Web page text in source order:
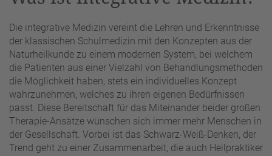
Die integrative Medizin vereint die Lehren und Erkenntnisse
der klassischen Schulmedizin mit den Konzepten aus der
Naturheilkunde zu einem modernen System, bei welchem
die Patienten aus einer Vielzahl von Behandlungsmethoden
die Möglichkeit haben, stets ein individuelles Konzept
wahrzunehmen, welches zu ihren eigenen Bedürfnissen
passt. Diese Bereitschaft für das Miteinander beider großen
Therapie-Ansätze wünschen sich immer mehr Menschen in
der Gesellschaft. Vorbei ist das Schwarz-Weiß-Denken, der
Trend geht zu einer Zusammenarbeit, die auch Heilpraktiker